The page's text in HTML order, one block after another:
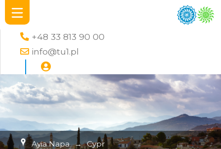
+48 33 813 90 00
info@tu1.pl
Ayia Napa → Cypr